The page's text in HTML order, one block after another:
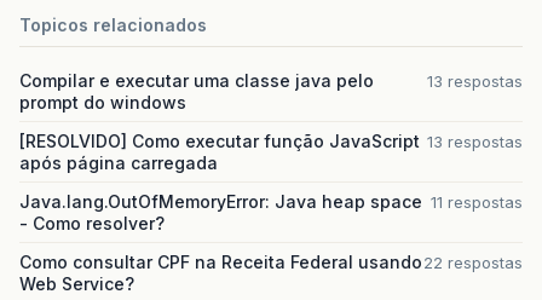
Topicos relacionados
Compilar e executar uma classe java pelo
prompt do windows
13 respostas
[RESOLVIDO] Como executar função JavaScript
após página carregada
13 respostas
Java.lang.OutOfMemoryError: Java heap space
- Como resolver?
11 respostas
Como consultar CPF na Receita Federal usando
Web Service?
22 respostas